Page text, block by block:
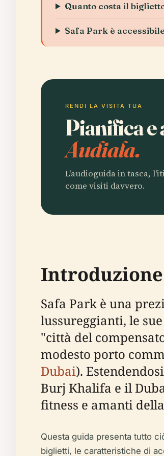
Quanto costa il
Safa Park è
RENDI LA VISITA TUA
Pianifica e
Audiala.
L'audioguida in tasca,
come visiti davvero.
Introduzione
Safa Park è una
lussureggianti, le
"città del
modesto porto
Dubai).
Burj Khalifa e il
fitness e amanti
Questa guida presenta tutto
biglietti, le caratteristiche di